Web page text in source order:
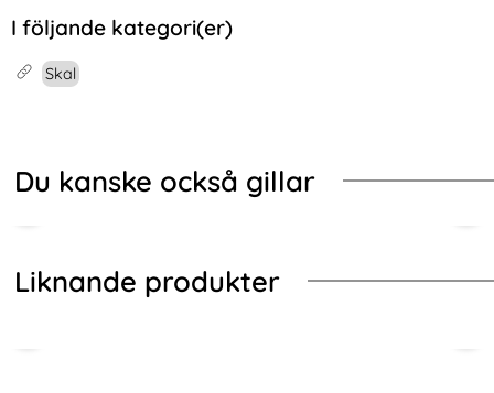
I följande kategori(er)
Skal
Du kanske också gillar
Liknande produkter